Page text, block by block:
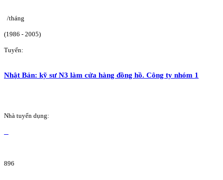
/tháng
(1986 - 2005)
Tuyển:
Nhật Bản: kỹ sư N3 làm cửa hàng đồng hồ. Công ty nhóm 1
Nhà tuyển dụng:
896